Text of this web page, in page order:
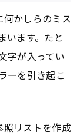
かしらのミス
います。たと
字が入ってい
ーを引き起こ
照リストを作成